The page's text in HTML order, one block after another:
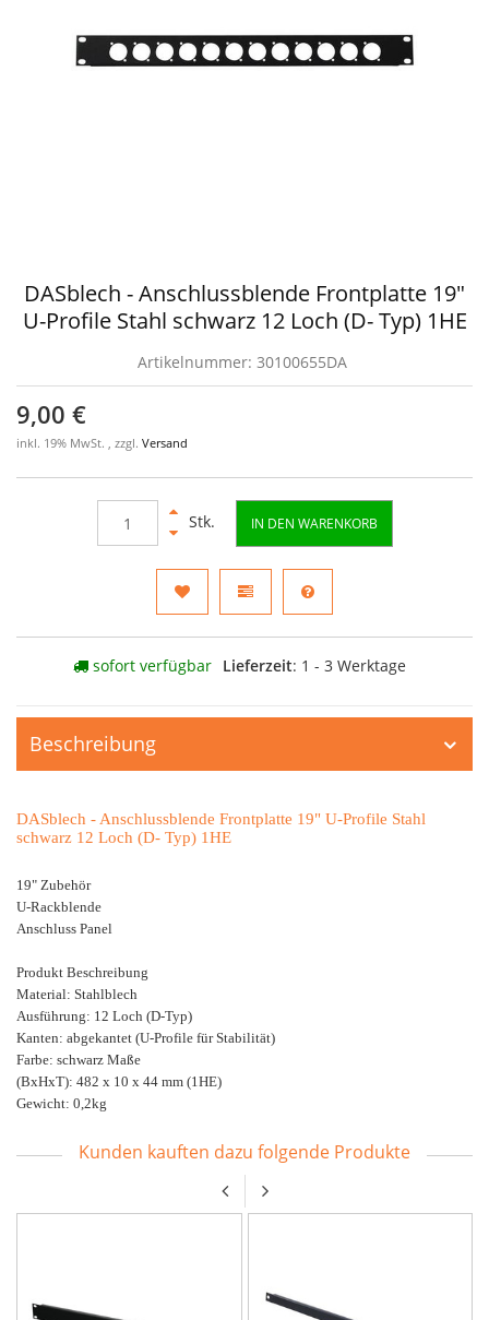
DASblech - Anschlussblende Frontplatte 19"
U-Profile Stahl schwarz 12 Loch (D- Typ) 1HE
Artikelnummer: 30100655DA
9,00 €
inkl. 19% MwSt. , zzgl. Versand
Stk. IN DEN WARENKORB
sofort verfügbar Lieferzeit: 1 - 3 Werktage
Beschreibung
DASblech - Anschlussblende Frontplatte 19" U-Profile Stahl
schwarz 12 Loch (D- Typ) 1HE
19" Zubehör
U-Rackblende
Anschluss Panel
Produkt Beschreibung
Material: Stahlblech
Ausführung: 12 Loch (D-Typ)
Kanten: abgekantet (U-Profile für Stabilität)
Farbe: schwarz Maße
(BxHxT): 482 x 10 x 44 mm (1HE)
Gewicht: 0,2kg
Kunden kauften dazu folgende Produkte